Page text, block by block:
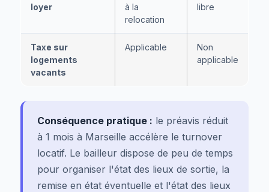
loyer
à la
relocation
libre
Taxe sur
logements
vacants
Applicable
Non
applicable
Conséquence pratique : le préavis réduit
à 1 mois à Marseille accélère le turnover
locatif. Le bailleur dispose de peu de temps
pour organiser l'état des lieux de sortie, la
remise en état éventuelle et l'état des lieux